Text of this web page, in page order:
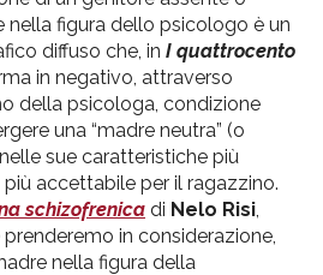
figura dello psicologo è un
diffuso che, in I quattrocento
in negativo, attraverso
della psicologa, condizione
una “madre neutra” (o
sue caratteristiche più
più accettabile per il ragazzino.
schizofrenica di Nelo Risi,
prenderemo in considerazione,
nella figura della